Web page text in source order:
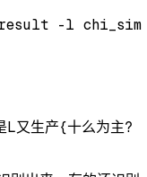
-l
L又生产{十么为主?